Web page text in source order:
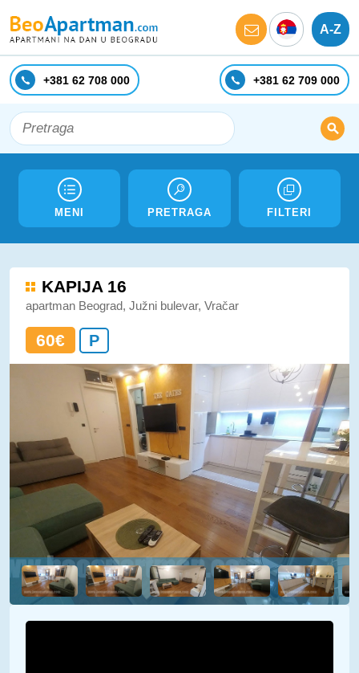
A-Z
+381 62 708 000 +381 62 709 000
MENI PRETRAGA FILTERI
KAPIJA 16
apartman Beograd, Južni bulevar, Vračar
60€ P